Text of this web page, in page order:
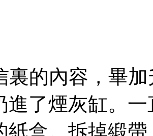
的內容，畢加
進了煙灰缸。
紙盒。拆掉緞